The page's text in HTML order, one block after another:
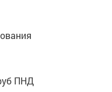
ПНД